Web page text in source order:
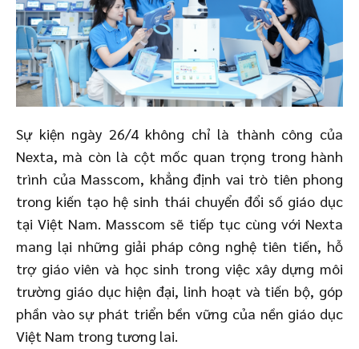
Sự kiện ngày 26/4 không chỉ là thành công của
Nexta, mà còn là cột mốc quan trọng trong hành
trình của Masscom, khẳng định vai trò tiên phong
trong kiến tạo hệ sinh thái chuyển đổi số giáo dục
tại Việt Nam. Masscom sẽ tiếp tục cùng với Nexta
mang lại những giải pháp công nghệ tiên tiến, hỗ
trợ giáo viên và học sinh trong việc xây dựng môi
trường giáo dục hiện đại, linh hoạt và tiến bộ, góp
phần vào sự phát triển bền vững của nền giáo dục
Việt Nam trong tương lai.